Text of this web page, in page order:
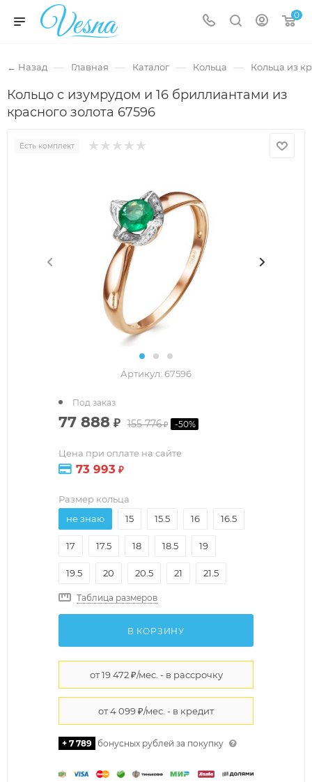
0
← Назад — Главная — Каталог — Кольца — Кольца из
Кольцо с изумрудом и 16 бриллиантами из
красного золота 67596
Есть комплект
Артикул: 67596
77 888 ₽ 155 776₽ -50%
Цена при оплате на сайте
73 993 ₽
Под заказ
Размер кольца
не знаю
15 15.5 16 16.5
17 17.5 18 18.5 19
19.5 20 20.5 21 21.5
Таблица размеров
В КОРЗИНУ
+ 7 789 бонусных рублей за покупку